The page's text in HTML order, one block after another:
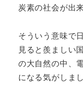
炭素の社会が出
そういう意味で
見ると羨ましい
の大自然の中、
になる気がしまし